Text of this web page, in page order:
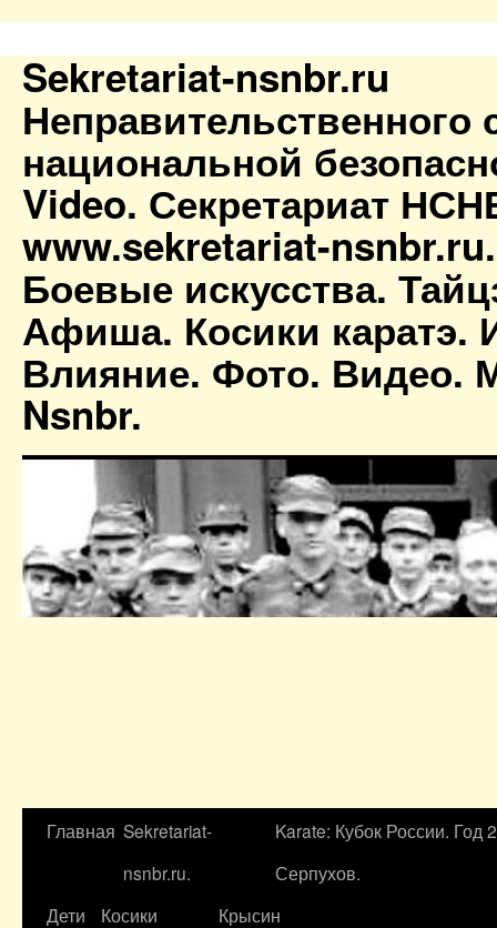
Sekretariat-nsnbr.ru
Неправительственного
национальной
Video. Секретариат
www.sekretariat-
Боевые искусства.
Афиша. Косики каратэ.
Влияние. Фото. Видео.
Nsnbr.
Главная Sekretariat-
nsnbr.ru.
Karate: Кубок России. Год
Серпухов.
Дети
Косики
Крысин